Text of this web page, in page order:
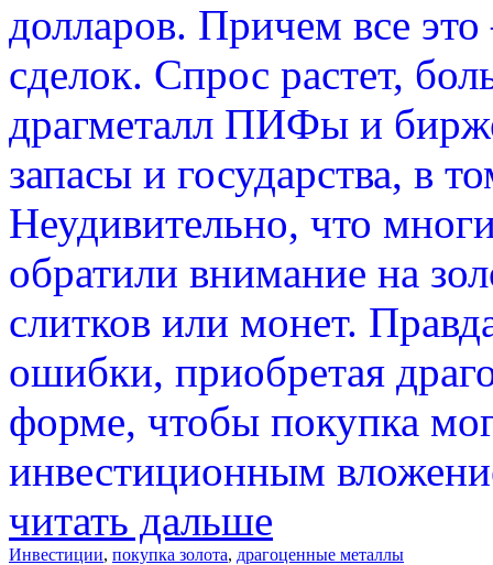
долларов. Причем все
сделок. Спрос растет,
драгметалл ПИФы и
запасы и государства, в
Неудивительно, что
обратили внимание на
слитков или монет.
ошибки, приобретая
форме, чтобы покупка
инвестиционным
читать дальше
Инвестиции, покупка золота, драгоценные металлы